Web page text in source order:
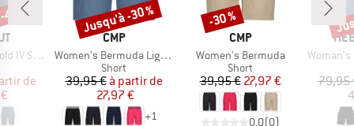
Shorts
réduit
de
%
MARQUE
CMP
Article
Women's Bermuda Light Climb
Product group
Short
Prix
39,95 € Prix réduit
à partir de
27,97 €
+1
Remise
Jusqu'à -30 %
MARQUE
CMP
Article
Women's Bermuda
Product group
Short
Prix
39,95 €Prix réduit
27,97 €
0,0(0)
Remise
-30 %
Article
Woman's
79,95